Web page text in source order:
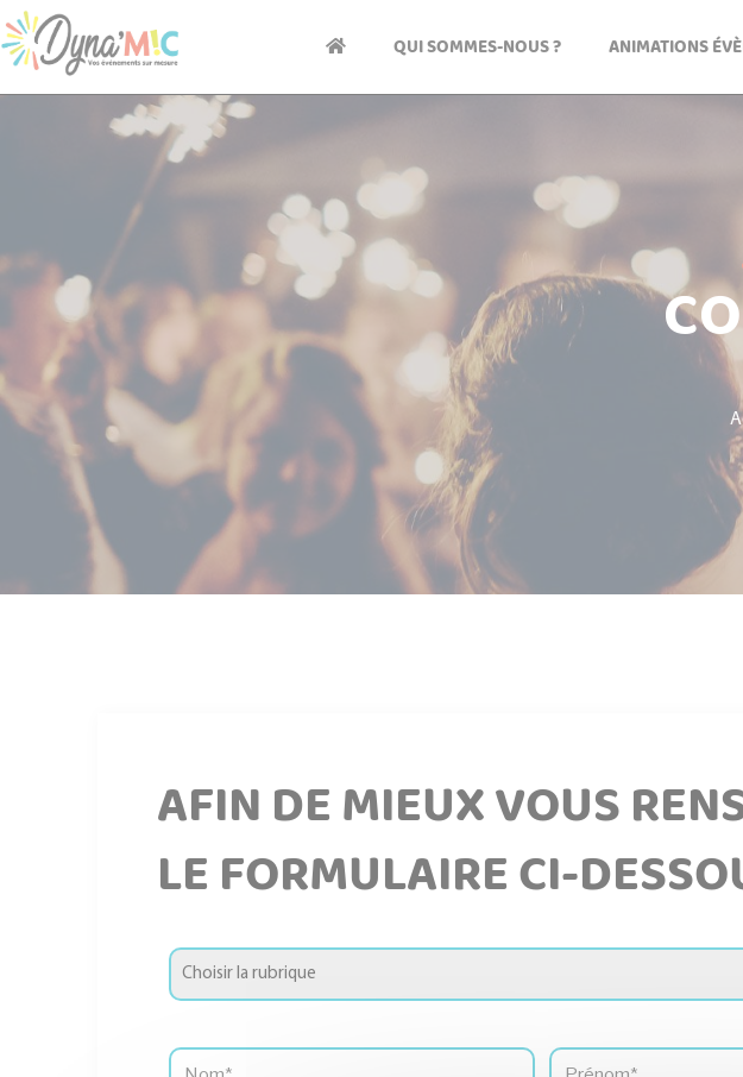
QUI SOMMES-NOUS ? ANIMATIONS
AFIN DE MIEUX VOUS
LE FORMULAIRE CI-
Panneau de gestion des cookies